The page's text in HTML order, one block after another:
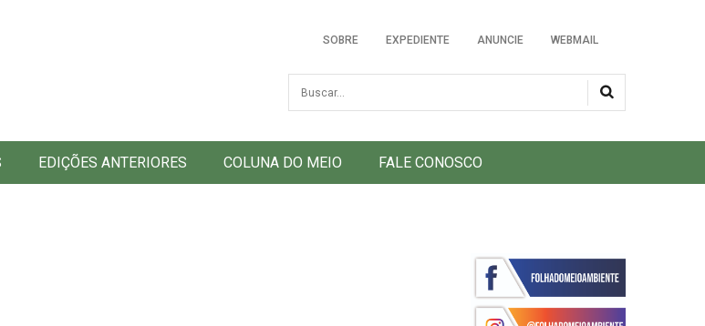
SOBRE EXPEDIENTE ANUNCIE WEBMAIL
Busca
EDIÇÕES ANTERIORES COLUNA DO MEIO FALE CONOSCO